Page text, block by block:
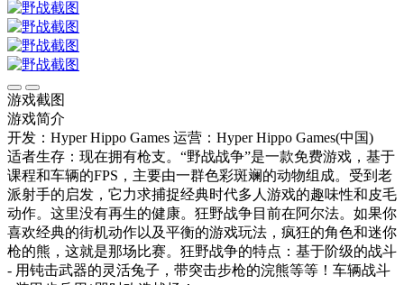
游戏截图
游戏简介
开发：Hyper Hippo Games 运营：Hyper Hippo Games(中国)
适者生存：现在拥有枪支。“野战战争”是一款免费游戏，基于
课程和车辆的FPS，主要由一群色彩斑斓的动物组成。受到老
派射手的启发，它力求捕捉经典时代多人游戏的趣味性和皮毛
动作。这里没有再生的健康。狂野战争目前在阿尔法。如果你
喜欢经典的街机动作以及平衡的游戏玩法，疯狂的角色和迷你
枪的熊，这就是那场比赛。狂野战争的特点：基于阶级的战斗
- 用钝击武器的灵活兔子，带突击步枪的浣熊等等！车辆战斗